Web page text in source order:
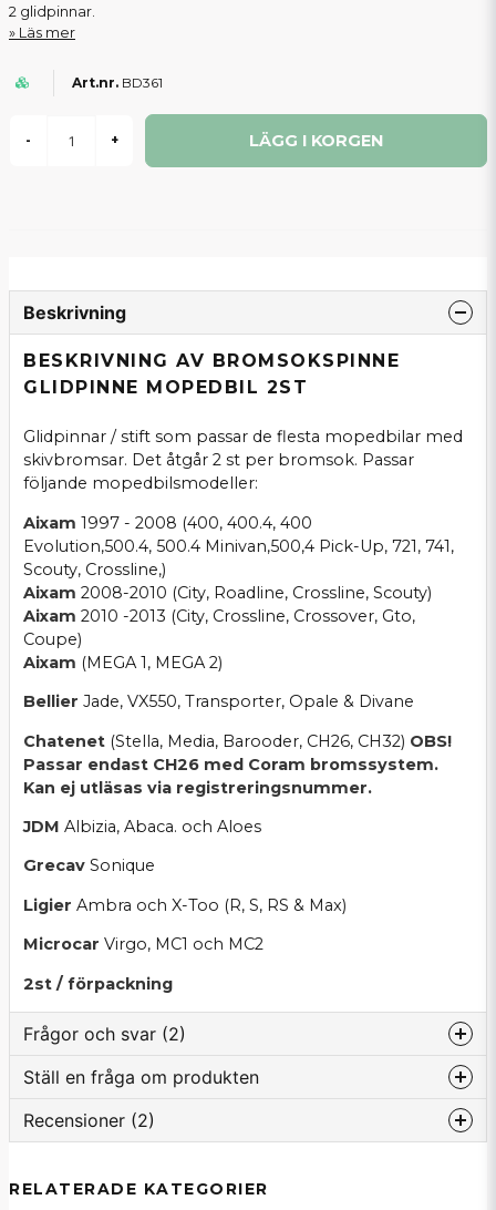
2 glidpinnar.
Läs mer
BD361
- + LÄGG I KORGEN
Beskrivning
BESKRIVNING AV BROMSOKSPINNE
GLIDPINNE MOPEDBIL 2ST
Glidpinnar / stift som passar de flesta mopedbilar med
skivbromsar. Det åtgår 2 st per bromsok. Passar
följande mopedbilsmodeller:
Aixam 1997 - 2008 (400, 400.4, 400
Evolution,500.4, 500.4 Minivan,500,4 Pick-Up, 721, 741,
Scouty, Crossline,)
Aixam 2008-2010 (City, Roadline, Crossline, Scouty)
Aixam 2010 -2013 (City, Crossline, Crossover, Gto,
Coupe)
Aixam (MEGA 1, MEGA 2)
Bellier Jade, VX550, Transporter, Opale & Divane
Chatenet (Stella, Media, Barooder, CH26, CH32) OBS!
Passar endast CH26 med Coram bromssystem.
Kan ej utläsas via registreringsnummer.
JDM Albizia, Abaca. och Aloes
Grecav Sonique
Ligier Ambra och X-Too (R, S, RS & Max)
Microcar Virgo, MC1 och MC2
2st / förpackning
Frågor och svar (2)
Glidpinne . Hej . Är det dom som sitter på
Butiken svarade
Ställ en fråga om produkten
question
Fråga oss om denna produkt...
Recensioner (2)
Leif
RELATERADE KATEGORIER